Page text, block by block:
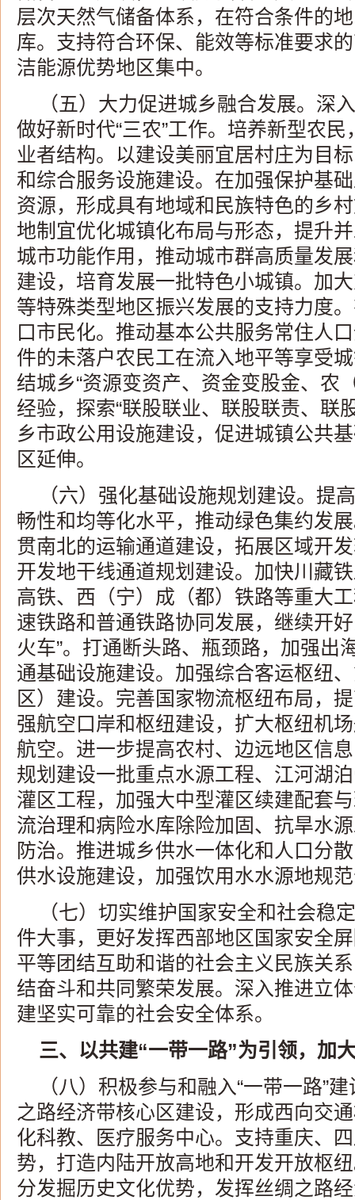
层次天然气储备体系，在符合条件的
库。支持符合环保、能效等标准要求
洁能源优势地区集中。
（五）大力促进城乡融合发展。深
做好新时代“三农”工作。培养新型农
业者结构。以建设美丽宜居村庄为目
和综合服务设施建设。在加强保护基
资源，形成具有地域和民族特色的乡
地制宜优化城镇化布局与形态，提升
城市功能作用，推动城市群高质量发
建设，培育发展一批特色小城镇。加
等特殊类型地区振兴发展的支持力度
口市民化。推动基本公共服务常住人
件的未落户农民工在流入地平等享受
结城乡“资源变资产、资金变股金、农
经验，探索“联股联业、联股联责、联
乡市政公用设施建设，促进城镇公共
区延伸。
（六）强化基础设施规划建设。提
畅性和均等化水平，推动绿色集约发
贯南北的运输通道建设，拓展区域开
开发地干线通道规划建设。加快川藏
高铁、西（宁）成（都）铁路等重大
速铁路和普通铁路协同发展，继续开
火车”。打通断头路、瓶颈路，加强出
通基础设施建设。加强综合客运枢纽
区）建设。完善国家物流枢纽布局，
强航空口岸和枢纽建设，扩大枢纽机
航空。进一步提高农村、边远地区信
规划建设一批重点水源工程、江河湖
灌区工程，加强大中型灌区续建配套
流治理和病险水库除险加固、抗旱水
防治。推进城乡供水一体化和人口分
供水设施建设，加强饮用水水源地规
（七）切实维护国家安全和社会稳
件大事，更好发挥西部地区国家安全
平等团结互助和谐的社会主义民族关
结奋斗和共同繁荣发展。深入推进立
建坚实可靠的社会安全体系。
三、以共建“一带一路”为引领，加
（八）积极参与和融入“一带一路”
之路经济带核心区建设，形成西向交
化科教、医疗服务中心。支持重庆、
势，打造内陆开放高地和开发开放枢
分发掘历史文化优势，发挥丝绸之路